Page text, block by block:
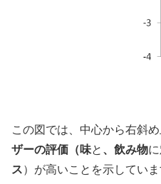
この図では、中心から右斜
ザーの評価（味と 、飲み物
ス）が高いことを示していま